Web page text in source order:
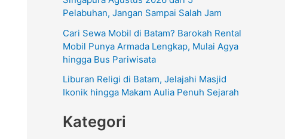
Pelabuhan, Jangan Sampai Salah Jam
Cari Sewa Mobil di Batam? Barokah Rental
Mobil Punya Armada Lengkap, Mulai Agya
hingga Bus Pariwisata
Liburan Religi di Batam, Jelajahi Masjid
Ikonik hingga Makam Aulia Penuh Sejarah
Kategori